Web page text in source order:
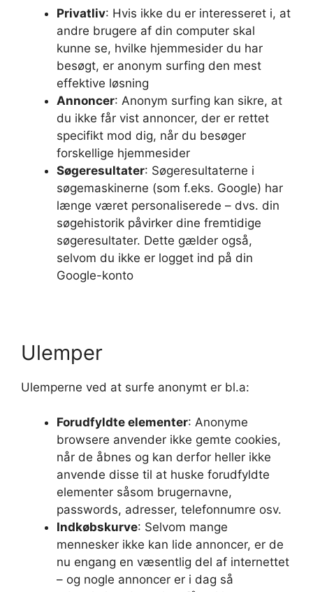
Privatliv: Hvis ikke du er interesseret i, at
andre brugere af din computer skal
kunne se, hvilke hjemmesider du har
besøgt, er anonym surfing den mest
effektive løsning
Annoncer: Anonym surfing kan sikre, at
du ikke får vist annoncer, der er rettet
specifikt mod dig, når du besøger
forskellige hjemmesider
Søgeresultater: Søgeresultaterne i
søgemaskinerne (som f.eks. Google) har
længe været personaliserede – dvs. din
søgehistorik påvirker dine fremtidige
søgeresultater. Dette gælder også,
selvom du ikke er logget ind på din
Google-konto
Ulemper
Ulemperne ved at surfe anonymt er bl.a:
Forudfyldte elementer: Anonyme
browsere anvender ikke gemte cookies,
når de åbnes og kan derfor heller ikke
anvende disse til at huske forudfyldte
elementer såsom brugernavne,
passwords, adresser, telefonnumre osv.
Indkøbskurve: Selvom mange
mennesker ikke kan lide annoncer, er de
nu engang en væsentlig del af internettet
– og nogle annoncer er i dag så